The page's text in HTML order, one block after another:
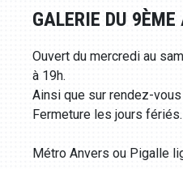
GALERIE DU 9ÈME
Ouvert du mercredi au
à 19h.
Ainsi que sur rendez-vous
Fermeture les jours fériés.
Métro Anvers ou Pigalle